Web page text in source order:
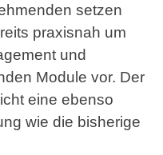
setzen
praxisnah um
und
Module vor. Der
eine ebenso
wie die bisherige